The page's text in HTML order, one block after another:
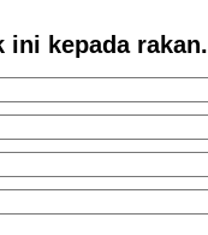
ini kepada rakan.